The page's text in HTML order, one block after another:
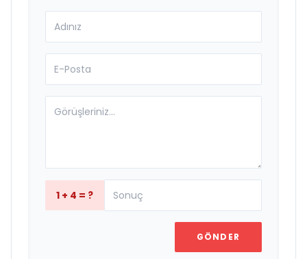
1 + 4 = ?
GÖNDER